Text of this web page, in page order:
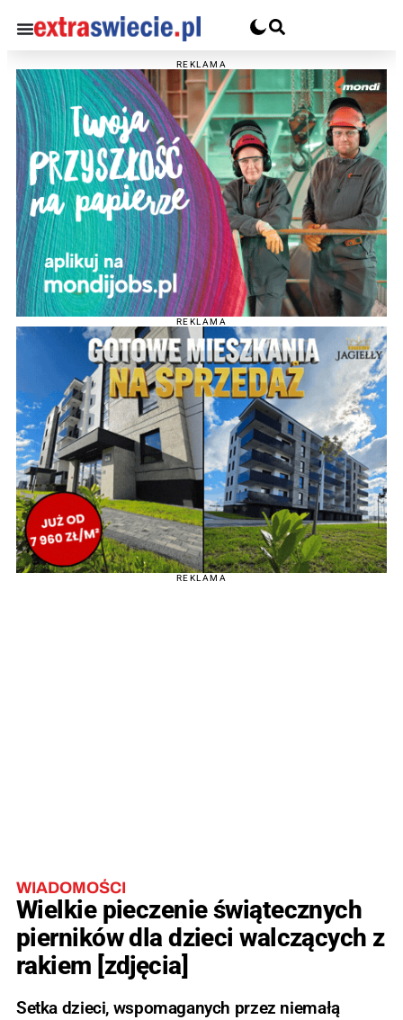
REKLAMA
REKLAMA
REKLAMA
WIADOMOŚCI
Wielkie pieczenie świątecznych
pierników dla dzieci walczących z
rakiem [zdjęcia]
Setka dzieci, wspomaganych przez niemałą